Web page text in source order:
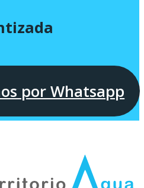
por Whatsapp